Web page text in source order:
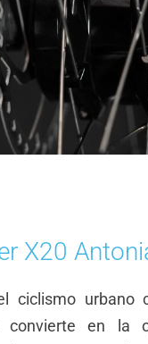
X20
ciclismo urbano
convierte en la